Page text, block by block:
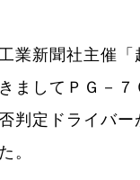
業新聞社主催「
ましてＰＧ－７
判定ドライバー
。